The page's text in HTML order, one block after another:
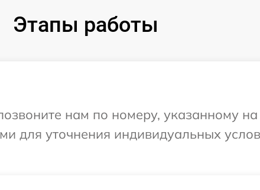
Этапы работы
нам по номеру, указанному на
для уточнения индивидуальных